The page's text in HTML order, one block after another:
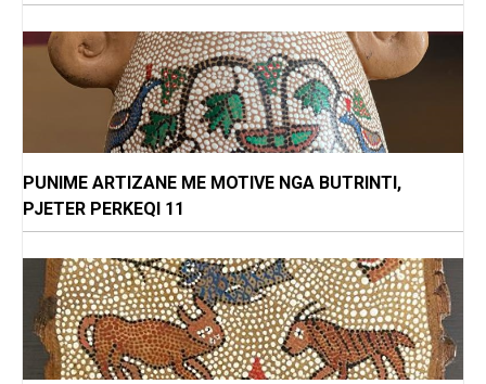
PUNIME ARTIZANE ME MOTIVE NGA BUTRINTI,
PJETER PERKEQI 11